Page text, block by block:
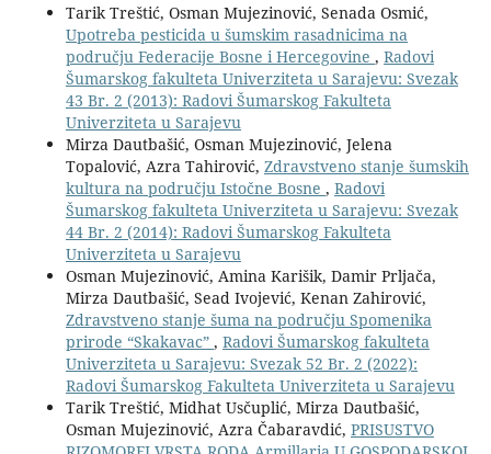
Tarik Treštić, Osman Mujezinović, Senada Osmić,
Upotreba pesticida u šumskim rasadnicima na
području Federacije Bosne i Hercegovine , Radovi
Šumarskog fakulteta Univerziteta u Sarajevu: Svezak
43 Br. 2 (2013): Radovi Šumarskog Fakulteta
Univerziteta u Sarajevu
Mirza Dautbašić, Osman Mujezinović, Jelena
Topalović, Azra Tahirović, Zdravstveno stanje šumskih
kultura na području Istočne Bosne , Radovi
Šumarskog fakulteta Univerziteta u Sarajevu: Svezak
44 Br. 2 (2014): Radovi Šumarskog Fakulteta
Univerziteta u Sarajevu
Osman Mujezinović, Amina Karišik, Damir Prljača,
Mirza Dautbašić, Sead Ivojević, Kenan Zahirović,
Zdravstveno stanje šuma na području Spomenika
prirode “Skakavac” , Radovi Šumarskog fakulteta
Univerziteta u Sarajevu: Svezak 52 Br. 2 (2022):
Radovi Šumarskog Fakulteta Univerziteta u Sarajevu
Tarik Treštić, Midhat Usčuplić, Mirza Dautbašić,
Osman Mujezinović, Azra Čabaravdić, PRISUSTVO